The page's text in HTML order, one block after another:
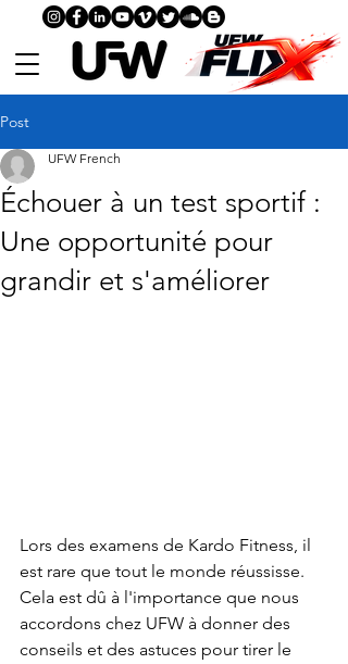
Post
Échouer à un test sportif :
Une opportunité pour
grandir et s'améliorer
UFW French
Lors des examens de Kardo Fitness, il
est rare que tout le monde réussisse.
Cela est dû à l'importance que nous
accordons chez UFW à donner des
conseils et des astuces pour tirer le